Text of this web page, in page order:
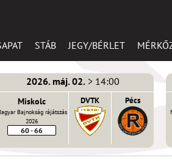
STÁB JEGY/BÉRLET
2026. máj. 02. > 14:00
Miskolc
Bajnokság rájátszás
2026
60 - 66
DVTK Pécs